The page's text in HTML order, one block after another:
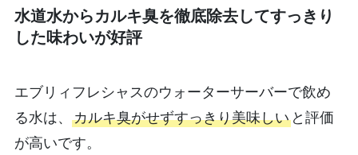
水道水からカルキ臭を徹底除去してすっきり
した味わいが好評
エブリィフレシャスのウォーターサーバーで飲め
る水は、 カルキ臭がせずすっきり美味しいと評価
が高いです。